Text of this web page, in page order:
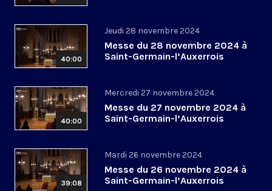
40:00
Jeudi 28 novembre 2024
Messe du 28 novembre 2024 à
Saint-Germain-l’Auxerrois
40:00
Mercredi 27 novembre 2024
Messe du 27 novembre 2024 à
Saint-Germain-l’Auxerrois
39:08
Mardi 26 novembre 2024
Messe du 26 novembre 2024 à
Saint-Germain-l’Auxerrois